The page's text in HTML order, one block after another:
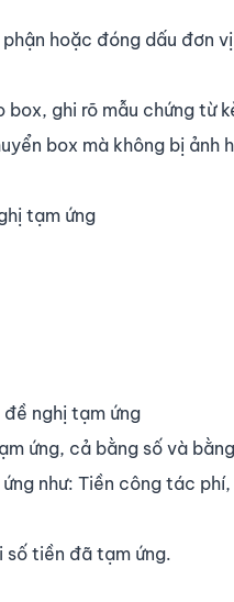
hoặc đóng dấu đơn vị
ghi rõ mẫu chứng từ
box mà không bị
tạm ứng
nghị tạm ứng
ứng, cả bằng số và
như: Tiền công tác
số tiền đã tạm ứng.